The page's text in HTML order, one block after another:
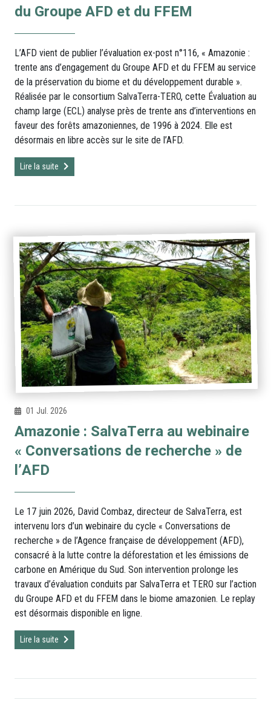
du Groupe AFD et du FFEM
L’AFD vient de publier l’évaluation ex-post n°116, « Amazonie :
trente ans d’engagement du Groupe AFD et du FFEM au service
de la préservation du biome et du développement durable ».
Réalisée par le consortium SalvaTerra-TERO, cette Évaluation au
champ large (ECL) analyse près de trente ans d’interventions en
faveur des forêts amazoniennes, de 1996 à 2024. Elle est
désormais en libre accès sur le site de l’AFD.
Lire la suite
01 Jul. 2026
Amazonie : SalvaTerra au webinaire
« Conversations de recherche » de
l’AFD
Le 17 juin 2026, David Combaz, directeur de SalvaTerra, est
intervenu lors d’un webinaire du cycle « Conversations de
recherche » de l’Agence française de développement (AFD),
consacré à la lutte contre la déforestation et les émissions de
carbone en Amérique du Sud. Son intervention prolonge les
travaux d’évaluation conduits par SalvaTerra et TERO sur l’action
du Groupe AFD et du FFEM dans le biome amazonien. Le replay
est désormais disponible en ligne.
Lire la suite